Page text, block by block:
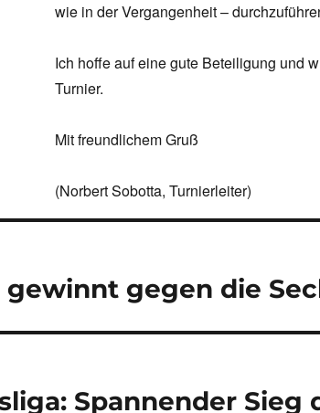
wie in der Vergangenheit –
Ich hoffe auf eine gute Beteiligung und
Turnier.
Mit freundlichem Gruß
(Norbert Sobotta, Turnierleiter)
gewinnt gegen die
Spannender Sieg